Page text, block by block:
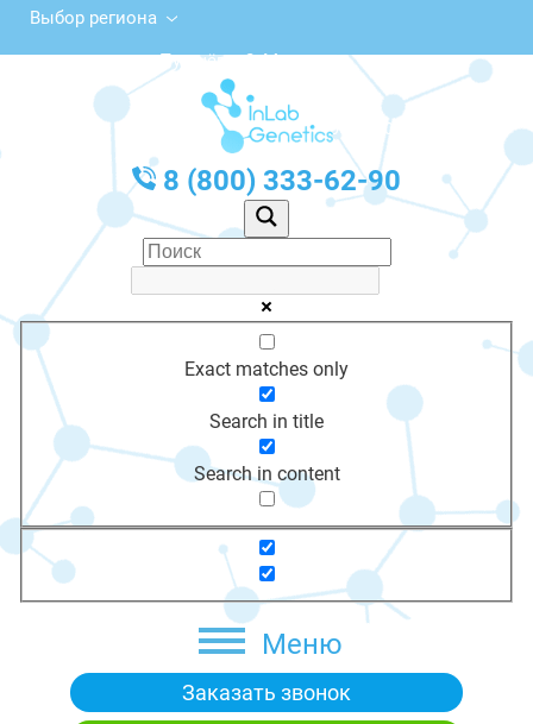
Выбор региона
ул. Пугачёва, 2, Мураши
с 10:00 до 20:00
График работы: Пн-Пт с 10:00 до 20:00
8 (800) 333-62-90
Exact matches only
Search in title
Search in content
Меню
Заказать звонок